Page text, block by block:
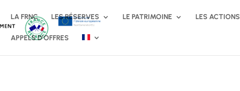
LA FRNC LES RÉSERVES LE PATRIMOINE LES ACTIONS
APPELS D’OFFRES